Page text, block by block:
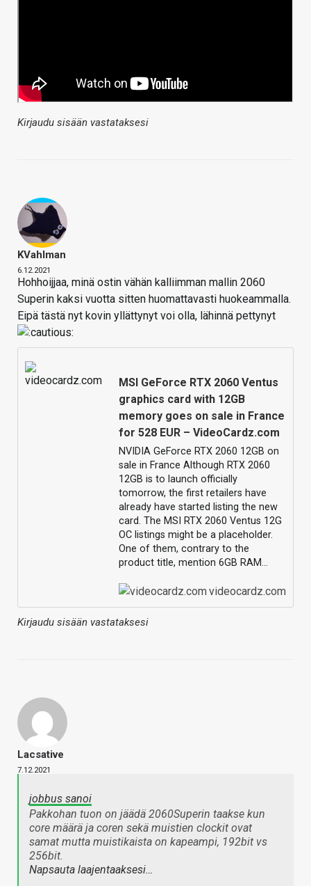
Kirjaudu sisään vastataksesi
KVahlman
6.12.2021
Hohhoijjaa, minä ostin vähän kalliimman mallin 2060
Superin kaksi vuotta sitten huomattavasti huokeammalla.
Eipä tästä nyt kovin yllättynyt voi olla, lähinnä pettynyt
MSI GeForce RTX 2060 Ventus
graphics card with 12GB
memory goes on sale in France
for 528 EUR – VideoCardz.com
NVIDIA GeForce RTX 2060 12GB on
sale in France Although RTX 2060
12GB is to launch officially
tomorrow, the first retailers have
already have started listing the new
card. The MSI RTX 2060 Ventus 12G
OC listings might be a placeholder.
One of them, contrary to the
product title, mention 6GB RAM…
videocardz.com
Kirjaudu sisään vastataksesi
Lacsative
7.12.2021
jobbus sanoi
Pakkohan tuon on jäädä 2060Superin taakse kun
core määrä ja coren sekä muistien clockit ovat
samat mutta muistikaista on kapeampi, 192bit vs
256bit.
Napsauta laajentaaksesi…